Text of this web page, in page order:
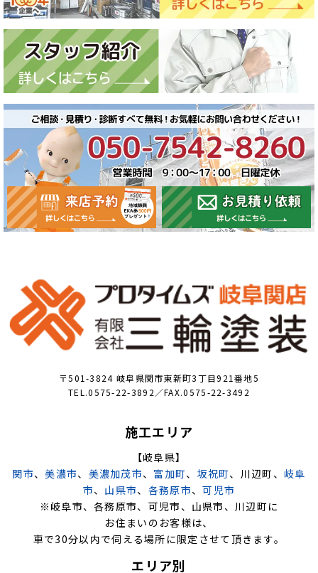
〒501-3824 岐阜県関市東新町3丁目921番地5
TEL.0575-22-3892／FAX.0575-22-3492
施工エリア
【岐阜県】
関市、美濃市、 美濃加茂市、 富加町、 坂祝町、川辺町、 岐阜
市、 山県市、 各務原市、可児市
※岐阜市、各務原市、可児市、山県市、川辺町に
お住まいのお客様は、
車で30分以内で伺える場所に限定させて頂きます。
エリア別